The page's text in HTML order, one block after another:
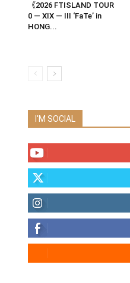
《2026 FTISLAND TOUR
0 — XIX — III ‘FaTe’ in
HONG...
I'M SOCIAL